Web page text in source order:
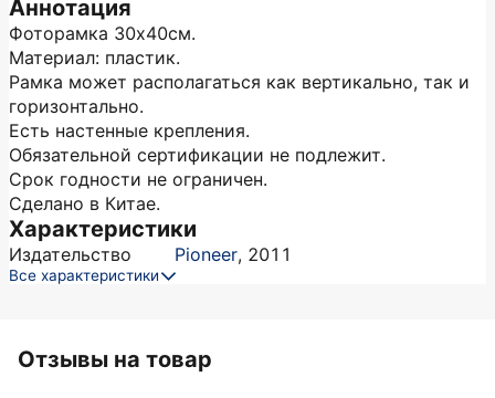
Аннотация
Фоторамка 30х40см.
Материал: пластик.
Рамка может располагаться как вертикально, так и
горизонтально.
Есть настенные крепления.
Обязательной сертификации не подлежит.
Срок годности не ограничен.
Сделано в Китае.
Характеристики
Издательство Pioneer, 2011
Все характеристики
Отзывы на товар